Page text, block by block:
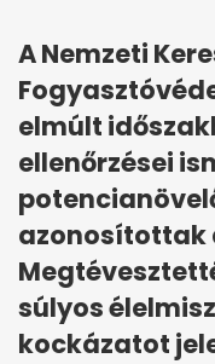
A Nemzeti
elmúlt
ellenőrzései
azonosítottak
súlyos
kockázatot